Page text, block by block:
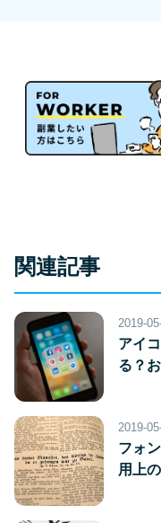
関連記事
2019-
アイ
る？
2019-
フォ
用上